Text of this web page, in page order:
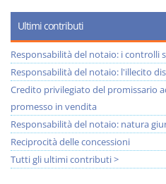
Ultimi contributi
Responsabilità del notaio: i controlli
Responsabilità del notaio: l'illecito
Credito privilegiato del promissario
promesso in vendita
Responsabilità del notaio: natura
Reciprocità delle concessioni
Tutti gli ultimi contributi >